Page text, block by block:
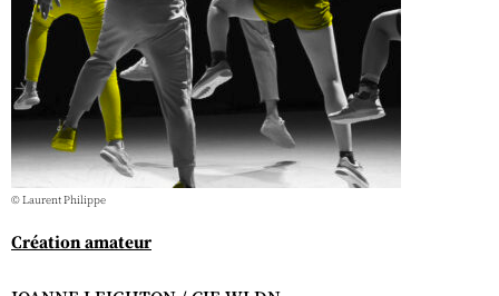
Création amateur
© Laurent Philippe